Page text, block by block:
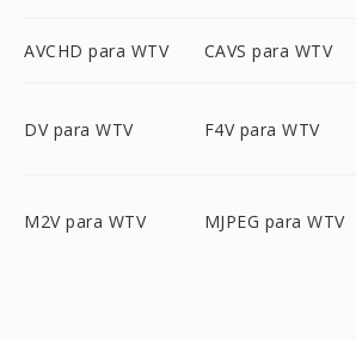
AVCHD para WTV CAVS para WTV
DV para WTV F4V para WTV
M2V para WTV MJPEG para WTV